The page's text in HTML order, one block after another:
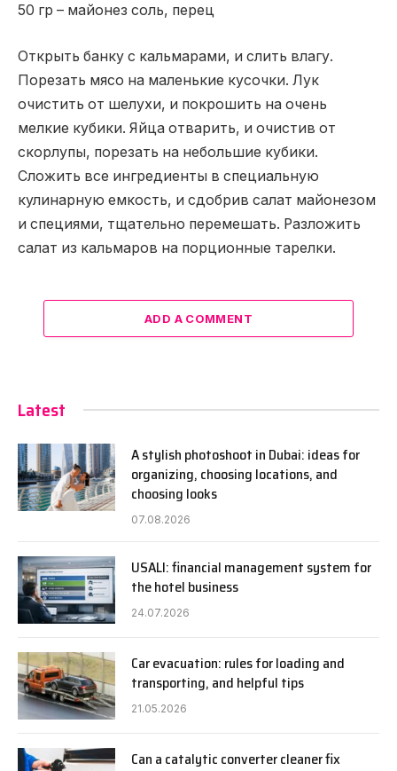
50 гр – майонез соль, перец
Открыть банку с кальмарами, и слить влагу.
Порезать мясо на маленькие кусочки. Лук
очистить от шелухи, и покрошить на очень
мелкие кубики. Яйца отварить, и очистив от
скорлупы, порезать на небольшие кубики.
Сложить все ингредиенты в специальную
кулинарную емкость, и сдобрив салат майонезом
и специями, тщательно перемешать. Разложить
салат из кальмаров на порционные тарелки.
ADD A COMMENT
Latest
A stylish photoshoot in Dubai: ideas for
organizing, choosing locations, and
choosing looks
07.08.2026
USALI: financial management system for
the hotel business
24.07.2026
Car evacuation: rules for loading and
transporting, and helpful tips
21.05.2026
Can a catalytic converter cleaner fix